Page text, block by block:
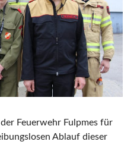
Feuerwehr Fulpmes für
Ablauf dieser